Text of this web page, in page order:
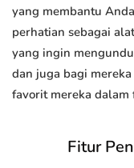
yang membantu
perhatian sebagai
yang ingin
dan juga bagi
favorit mereka dalam
Fitur